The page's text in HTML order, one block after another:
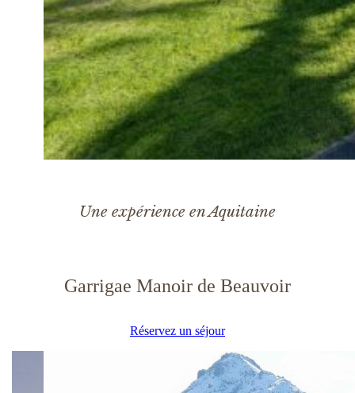
Une expérience en Aquitaine
Garrigae Manoir de Beauvoir
Réservez un séjour